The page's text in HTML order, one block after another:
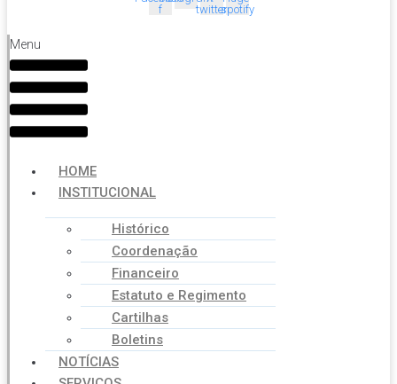
f
twitterspotify
Menu
HOME
INSTITUCIONAL
Histórico
Coordenação
Financeiro
Estatuto e Regimento
Cartilhas
Boletins
NOTÍCIAS